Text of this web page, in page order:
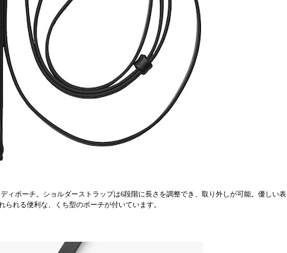
ィポーチ。ショルダーストラップは6段階に長さを調整でき、取り外しが可能。優しい表
れる便利な、くち型のポーチが付いています。